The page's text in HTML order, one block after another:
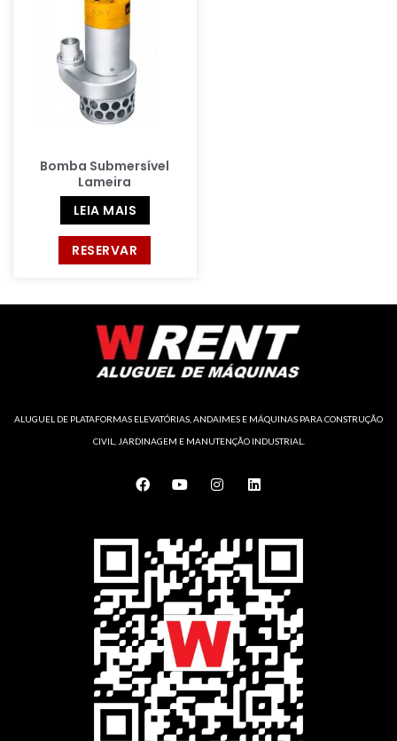
Bomba Submersível
Lameira
LEIA MAIS
RESERVAR
ALUGUEL DE PLATAFORMAS ELEVATÓRIAS, ANDAIMES E MÁQUINAS PARA CONSTRUÇÃO
CIVIL, JARDINAGEM E MANUTENÇÃO INDUSTRIAL.
F
a
o
o
k
Y
o
b
e
I
n
g
r
a
m
L
i